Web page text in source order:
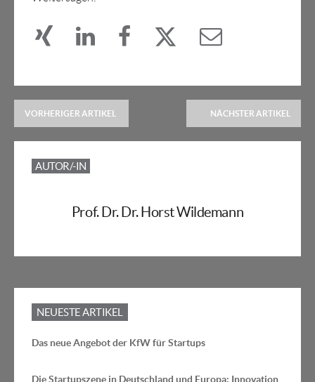
VORHERIGER ARTIKEL NÄCHSTER ARTIKEL
AUTOR/-IN
Prof. Dr. Dr. Horst Wildemann
NEUESTE ARTIKEL
Das neue Angebot der KfW für Startups
Die Startupszene in Deutschland und Europa: Innovation